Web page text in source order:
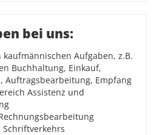
bei uns:
kaufmännischen Aufgaben, z.B.
Buchhaltung, Einkauf,
Auftragsbearbeitung, Empfang
Assistenz und
Schriftverkehrs